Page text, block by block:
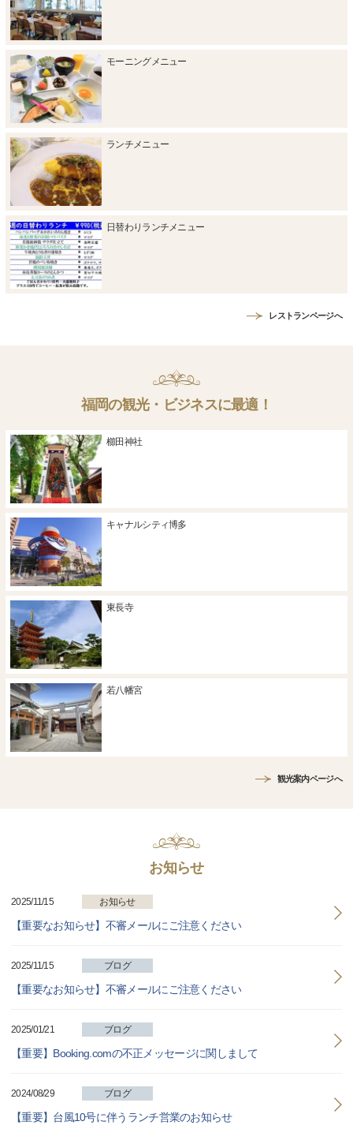
モーニングメニュー
ランチメニュー
日替わりランチメニュー
レストランページへ
福岡の観光・ビジネスに最適！
櫛田神社
キャナルシティ博多
東長寺
若八幡宮
観光案内ページへ
お知らせ
2025/11/15 お知らせ
【重要なお知らせ】不審メールにご注意ください
2025/11/15 ブログ
【重要なお知らせ】不審メールにご注意ください
2025/01/21 ブログ
【重要】Booking.comの不正メッセージに関しまして
2024/08/29 ブログ
【重要】台風10号に伴うランチ営業のお知らせ